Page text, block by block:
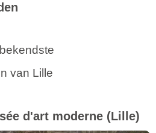
van Lille
d'art moderne (Lille)